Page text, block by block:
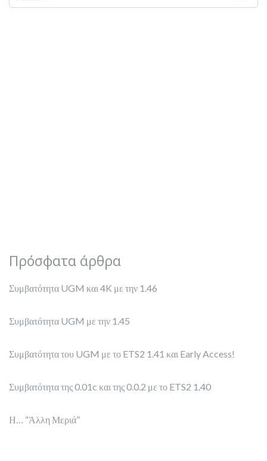
Πρόσφατα άρθρα
Συμβατότητα UGM και 4K με την 1.46
Συμβατότητα UGM με την 1.45
Συμβατότητα του UGM με το ETS2 1.41 και Early Access!
Συμβατότητα της 0.01c και της 0.0.2 με το ETS2 1.40
Η… “Άλλη Μεριά”